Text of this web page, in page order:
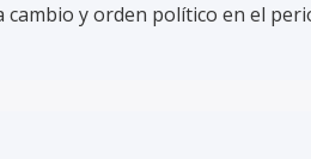
y orden político en el